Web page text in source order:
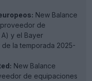
New Balance
de
y el Bayer
la temporada 2025-
New Balance
de equipaciones